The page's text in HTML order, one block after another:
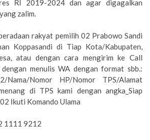
RI 2019-2024 dan agar digagalkan
zalim.
rakyat pemilih 02 Prabowo Sandi
Koppasandi di Tiap Kota/Kabupaten,
atau dengan cara mengirim ke Call
menulis WA dengan format sbb.:
Nomor HP/Nomor TPS/Alamat
di TPS kami dengan angka_Siap
Ikuti Komando Ulama
1111 9212